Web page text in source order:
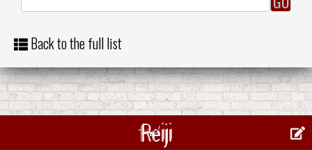
Back to the full list
Reiji